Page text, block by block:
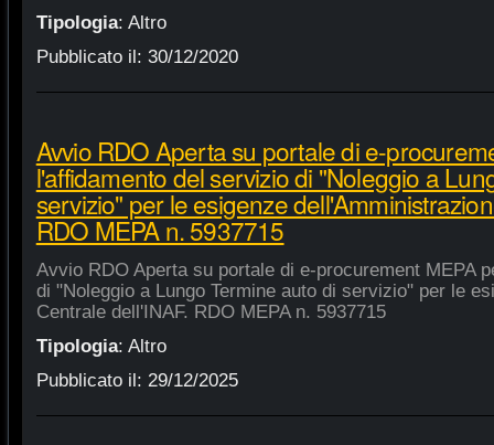
Tipologia: Altro
Pubblicato il: 30/12/2020
Avvio RDO Aperta su portale di e-
l'affidamento del servizio di "Noleggio a
servizio" per le esigenze
RDO MEPA n. 5937715
Avvio RDO Aperta su portale di e-procurement MEPA
di "Noleggio a Lungo Termine auto di servizio" per le
Centrale dell'INAF. RDO MEPA n. 5937715
Tipologia: Altro
Pubblicato il: 29/12/2025